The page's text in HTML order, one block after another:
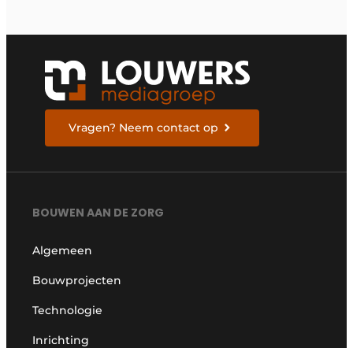
Vragen? Neem contact op
BOUWEN AAN DE ZORG
Algemeen
Bouwprojecten
Technologie
Inrichting